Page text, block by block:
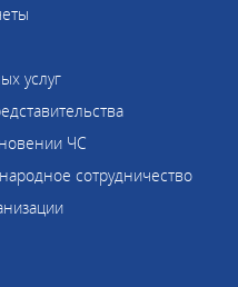
услуг
ЧС
сотрудничество